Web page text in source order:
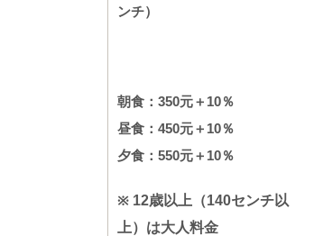
ンチ）
朝食：350元＋10％
昼食：450元＋10％
夕食：550元＋10％
※ 12歳以上（140センチ以
上）は大人料金